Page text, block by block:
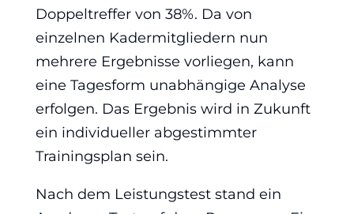
Doppeltreffer von 38%. Da von
einzelnen Kadermitgliedern nun
mehrere Ergebnisse vorliegen, kann
eine Tagesform unabhängige Analyse
erfolgen. Das Ergebnis wird in Zukunft
ein individueller abgestimmter
Trainingsplan sein.
Nach dem Leistungstest stand ein